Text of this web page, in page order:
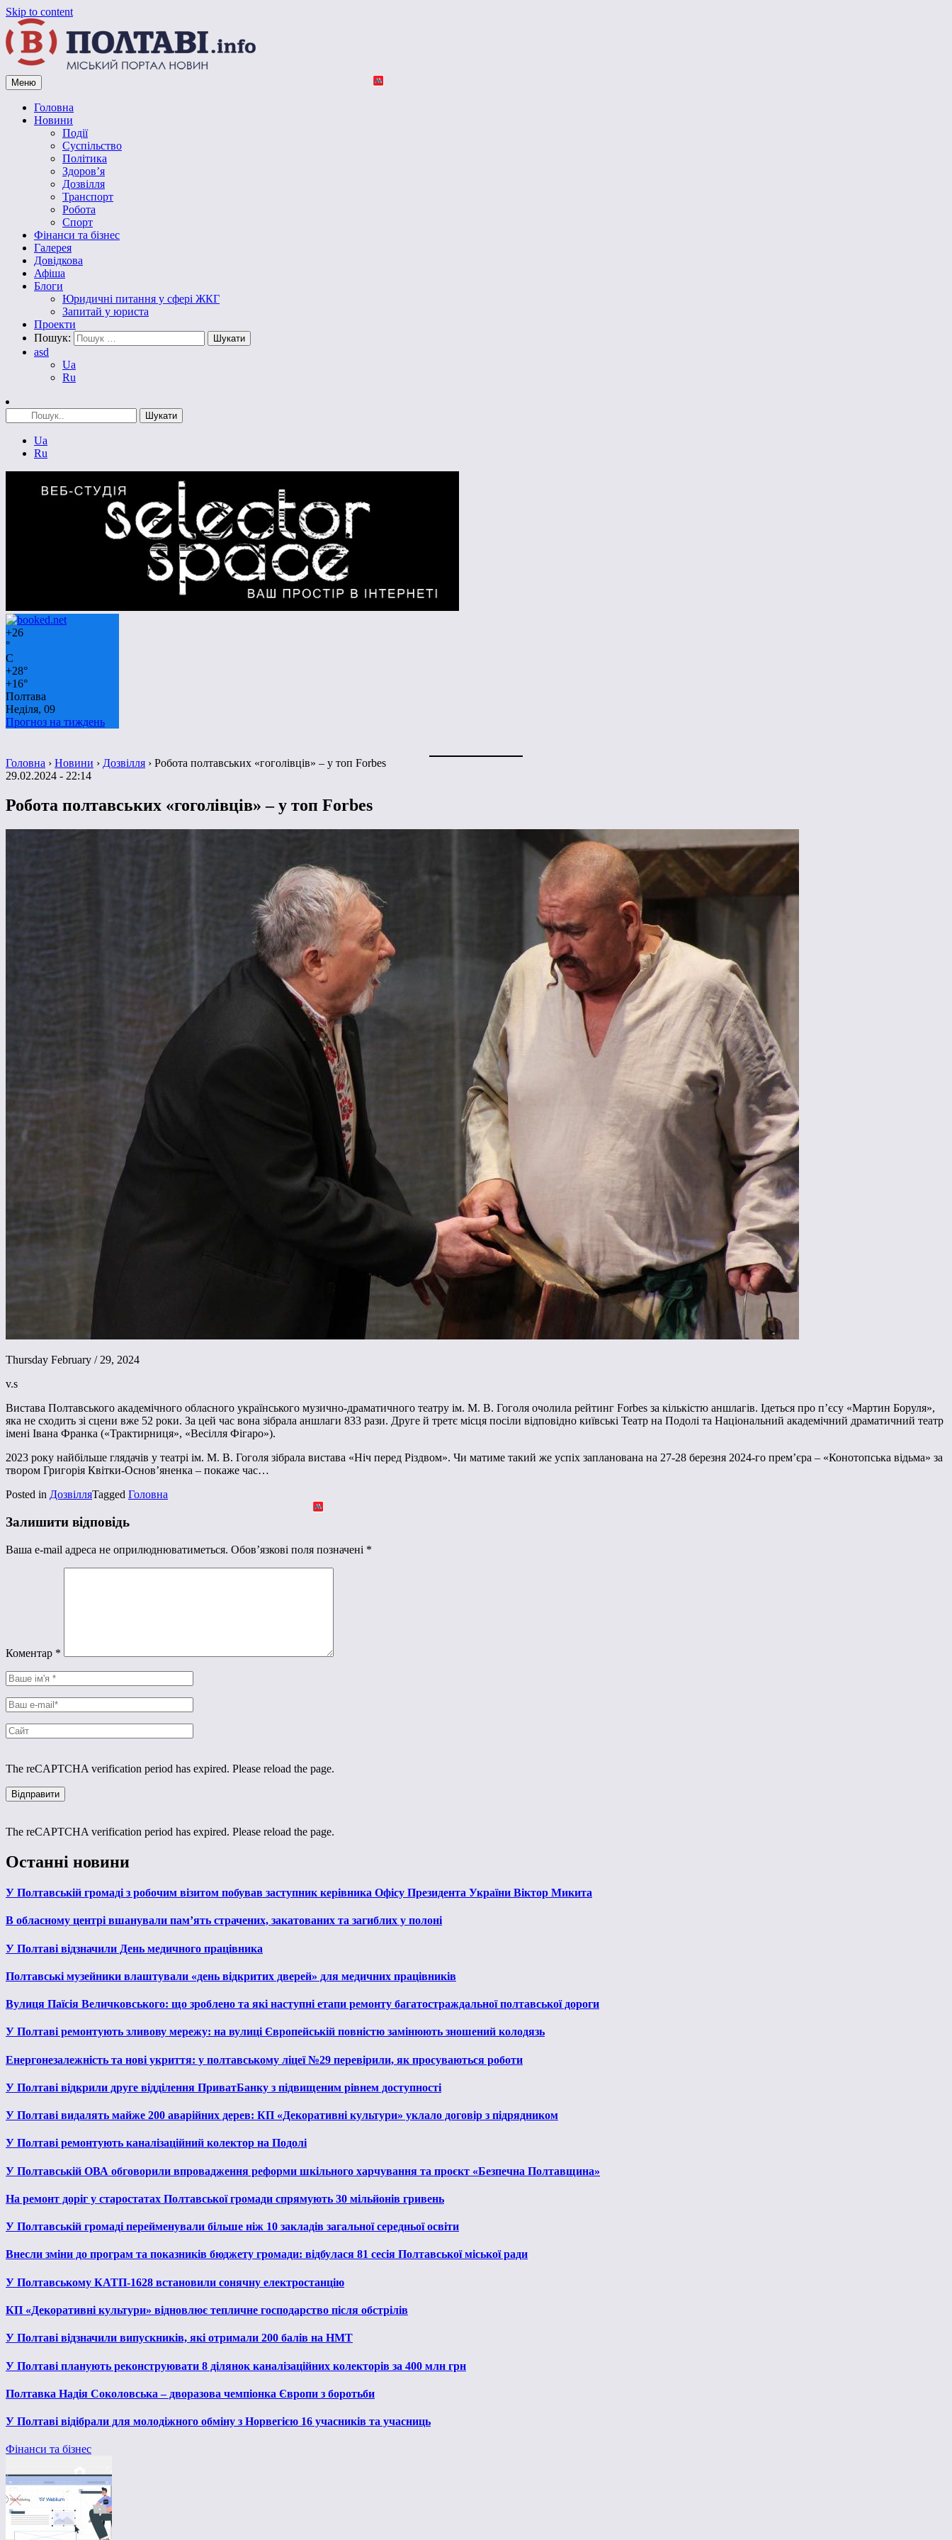
Skip to content
Vpoltave.info
Полтавський портал новин
Меню
Головна
Новини
Події
Суспільство
Політика
Здоров’я
Дозвілля
Транспорт
Робота
Спорт
Фінанси та бізнес
Галерея
Довідкова
Афіша
Блоги
Юридичні питання у сфері ЖКГ
Запитай у юриста
Проекти
Пошук:
asd
Ua
Ru
Ua
Ru
+26
°
C
+28°
+16°
Полтава
Неділя, 09
Прогноз на тиждень
Головна › Новини › Дозвілля › Робота полтавських «гоголівців» – у топ Forbes
29.02.2024 - 22:14
Робота полтавських «гоголівців» – у топ Forbes
Thursday February / 29, 2024
v.s
Вистава Полтавського академічного обласного українського музично-драматичного театру ім. М. В. Гоголя очолила рейтинг Forbes за кількістю аншлагів. Ідеться про п’єсу «Мартин Боруля»,
яка не сходить зі сцени вже 52 роки. За цей час вона зібрала аншлаги 833 рази. Друге й третє місця посіли відповідно київські Театр на Подолі та Національний академічний драматичний театр
імені Івана Франка («Трактирниця», «Весілля Фігаро»).
2023 року найбільше глядачів у театрі ім. М. В. Гоголя зібрала вистава «Ніч перед Різдвом». Чи матиме такий же успіх запланована на 27-28 березня 2024-го прем’єра – «Конотопська відьма» за
твором Григорія Квітки-Основ’яненка – покаже час…
Posted in ДозвілляTagged Головна
Залишити відповідь
Ваша e-mail адреса не оприлюднюватиметься. Обов’язкові поля позначені *
Коментар *
The reCAPTCHA verification period has expired. Please reload the page.
The reCAPTCHA verification period has expired. Please reload the page.
Останні новини
У Полтавській громаді з робочим візитом побував заступник керівника Офісу Президента України Віктор Микита
В обласному центрі вшанували пам’ять страчених, закатованих та загиблих у полоні
У Полтаві відзначили День медичного працівника
Полтавські музейники влаштували «день відкритих дверей» для медичних працівників
Вулиця Паїсія Величковського: що зроблено та які наступні етапи ремонту багатостраждальної полтавської дороги
У Полтаві ремонтують зливову мережу: на вулиці Європейській повністю замінюють зношений колодязь
Енергонезалежність та нові укриття: у полтавському ліцеї №29 перевірили, як просуваються роботи
У Полтаві відкрили друге відділення ПриватБанку з підвищеним рівнем доступності
У Полтаві видалять майже 200 аварійних дерев: КП «Декоративні культури» уклало договір з підрядником
У Полтаві ремонтують каналізаційний колектор на Подолі
У Полтавській ОВА обговорили впровадження реформи шкільного харчування та проєкт «Безпечна Полтавщина»
На ремонт доріг у старостатах Полтавської громади спрямують 30 мільйонів гривень
У Полтавській громаді перейменували більше ніж 10 закладів загальної середньої освіти
Внесли зміни до програм та показників бюджету громади: відбулася 81 сесія Полтавської міської ради
У Полтавському КАТП-1628 встановили сонячну електростанцію
КП «Декоративні культури» відновлює тепличне господарство після обстрілів
У Полтаві відзначили випускників, які отримали 200 балів на НМТ
У Полтаві планують реконструювати 8 ділянок каналізаційних колекторів за 400 млн грн
Полтавка Надія Соколовська – дворазова чемпіонка Європи з боротьби
У Полтаві відібрали для молодіжного обміну з Норвегією 16 учасників та учасниць
Фінанси та бізнес